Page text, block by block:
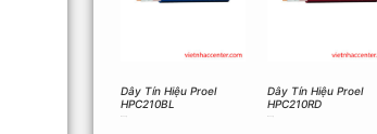
Dây Tín Hiệu Proel
HPC210BL
Dây Tín Hiệu Proel
HPC210RD